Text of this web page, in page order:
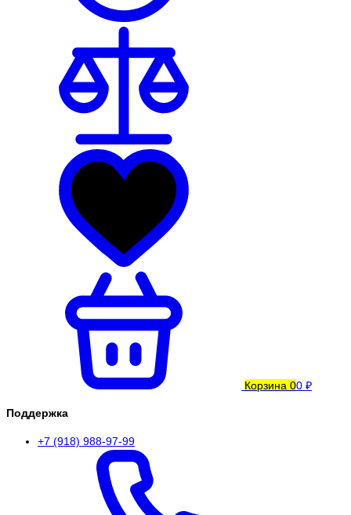
Корзина 00 ₽
Поддержка
+7 (918) 988-97-99